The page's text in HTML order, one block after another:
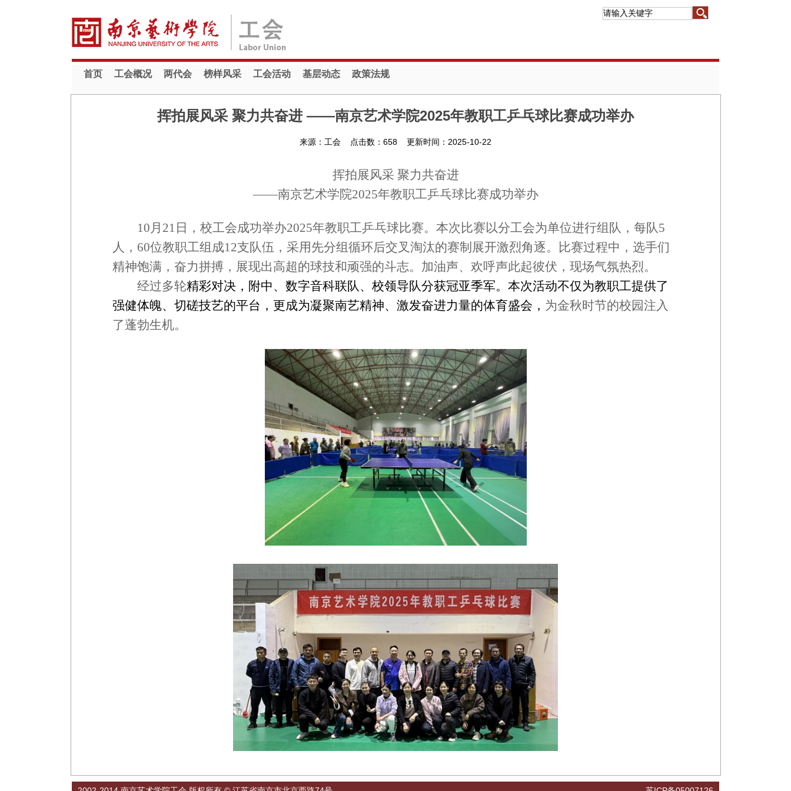
首页 工会概况 两代会 榜样风采 工会活动 基层动态 政策法规
挥拍展风采 聚力共奋进 ——南京艺术学院2025年教职工乒乓球比赛成功举办
来源：工会 点击数： 658 更新时间：2025-10-22
挥拍展风采 聚力共奋进
——南京艺术学院2025年教职工乒乓球比赛成功举办
10月21日，校工会成功举办2025年教职工乒乓球比赛。本次比赛以分工会为单位进行组队，每队5
人，60位教职工组成12支队伍，采用先分组循环后交叉淘汰的赛制展开激烈角逐。比赛过程中，选手们
精神饱满，奋力拼搏，展现出高超的球技和顽强的斗志。加油声、欢呼声此起彼伏，现场气氛热烈。
经过多轮精彩对决，附中、数字音科联队、校领导队分获冠亚季军。本次活动不仅为教职工提供了
强健体魄、切磋技艺的平台，更成为凝聚南艺精神、激发奋进力量的体育盛会， 为金秋时节的校园注入
了蓬勃生机。